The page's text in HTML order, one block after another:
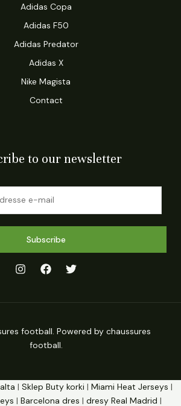
Adidas Copa
Adidas F50
Adidas Predator
Adidas X
Nike Magista
Contact
to our newsletter
Subscribe
football. Powered by chaussures
football.
| Sklep Buty korki | Miami Heat Jerseys |
| Barcelona dres | dresy Real Madrid |